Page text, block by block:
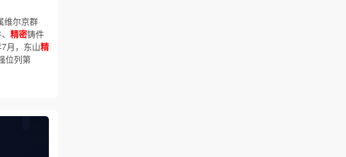
维尔京群
精密铸件
月，东山精
位列第